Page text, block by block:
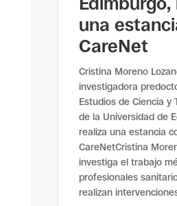
una
CareNet
Cristina Moreno
investigadora
Estudios de Ciencia y
de la Universidad de
realiza una estancia
CareNetCristina
investiga el trabajo
profesionales
realizan